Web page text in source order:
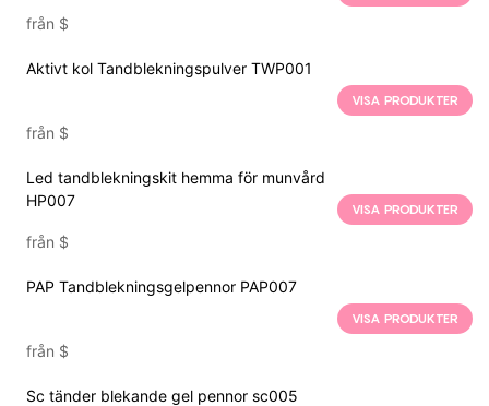
från $
Aktivt kol Tandblekningspulver TWP001
från $
VISA PRODUKTER
Led tandblekningskit hemma för munvård
HP007
från $
VISA PRODUKTER
PAP Tandblekningsgelpennor PAP007
från $
VISA PRODUKTER
Sc tänder blekande gel pennor sc005